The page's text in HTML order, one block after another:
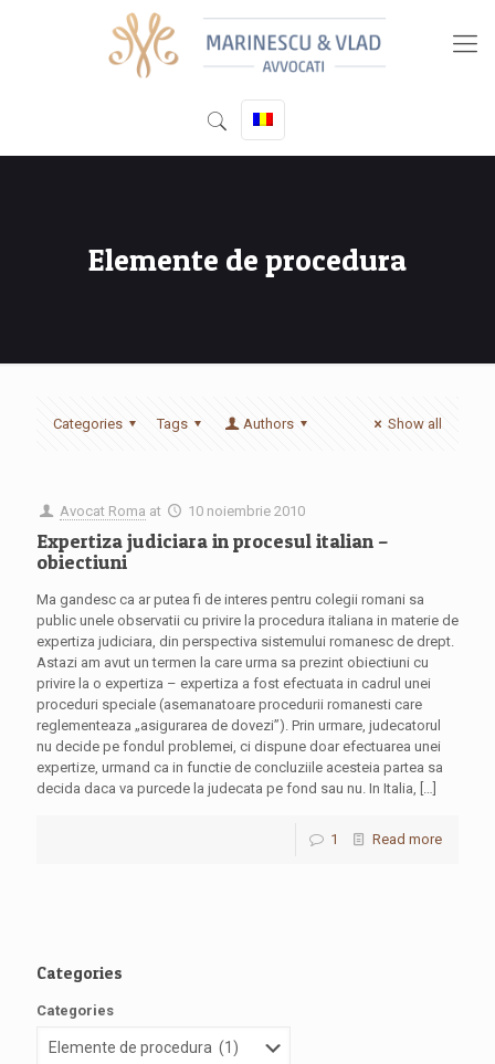
Elemente de procedura
Categories Tags Authors Show all
Avocat Roma at 10 noiembrie 2010
Expertiza judiciara in procesul italian –
obiectiuni
Ma gandesc ca ar putea fi de interes pentru colegii romani sa
public unele observatii cu privire la procedura italiana in materie de
expertiza judiciara, din perspectiva sistemului romanesc de drept.
Astazi am avut un termen la care urma sa prezint obiectiuni cu
privire la o expertiza – expertiza a fost efectuata in cadrul unei
proceduri speciale (asemanatoare procedurii romanesti care
reglementeaza „asigurarea de dovezi”). Prin urmare, judecatorul
nu decide pe fondul problemei, ci dispune doar efectuarea unei
expertize, urmand ca in functie de concluziile acesteia partea sa
decida daca va purcede la judecata pe fond sau nu. In Italia, […]
1 Read more
Categories
Categories